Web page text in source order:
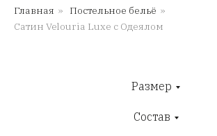
Главная » Постельное бельё »
Сатин Velouria Luxe с Одеялом
Размер
Состав